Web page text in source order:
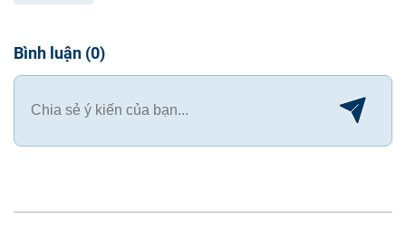
Bình luận (0)